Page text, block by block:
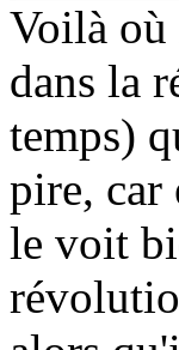
Voilà où
dans la
temps)
pire, car
le voit